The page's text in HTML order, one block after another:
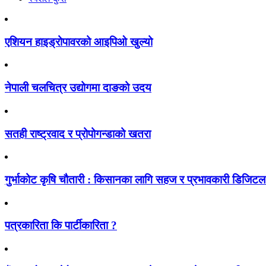
एशियन हाइड्रोपावरको आइपिओ खुल्यो
नेपाली चलचित्र उद्योगमा दाङको उदय
सतही राष्ट्रवाद र प्रोपोगन्डाको खतरा
गुर्भाकोट कृषि चौतारी : किसानका लागि सहज र प्रभावकारी
पत्रकारिता कि पार्टीकारिता ?